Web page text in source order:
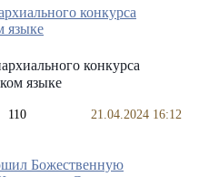
конкурса
языке
110 21.04.2024 16:12